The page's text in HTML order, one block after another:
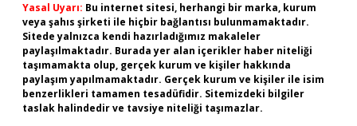
Yasal Uyarı: Bu internet sitesi, herhangi bir marka, kurum
veya şahıs şirketi ile hiçbir bağlantısı bulunmamaktadır.
Sitede yalnızca kendi hazırladığımız makaleler
paylaşılmaktadır. Burada yer alan içerikler haber niteliği
taşımamakta olup, gerçek kurum ve kişiler hakkında
paylaşım yapılmamaktadır. Gerçek kurum ve kişiler ile isim
benzerlikleri tamamen tesadüfidir. Sitemizdeki bilgiler
taslak halindedir ve tavsiye niteliği taşımazlar.